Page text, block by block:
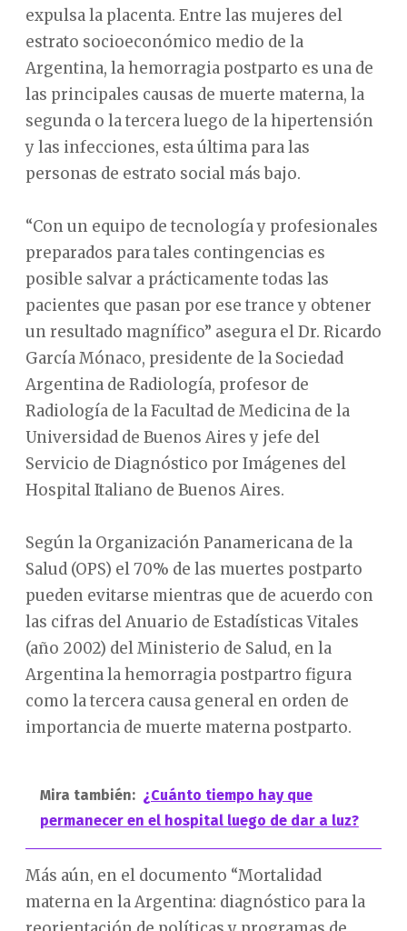
expulsa la placenta. Entre las mujeres del
estrato socioeconómico medio de la
Argentina, la hemorragia postparto es una de
las principales causas de muerte materna, la
segunda o la tercera luego de la hipertensión
y las infecciones, esta última para las
personas de estrato social más bajo.
“Con un equipo de tecnología y profesionales
preparados para tales contingencias es
posible salvar a prácticamente todas las
pacientes que pasan por ese trance y obtener
un resultado magnífico” asegura el Dr. Ricardo
García Mónaco, presidente de la Sociedad
Argentina de Radiología, profesor de
Radiología de la Facultad de Medicina de la
Universidad de Buenos Aires y jefe del
Servicio de Diagnóstico por Imágenes del
Hospital Italiano de Buenos Aires.
Según la Organización Panamericana de la
Salud (OPS) el 70% de las muertes postparto
pueden evitarse mientras que de acuerdo con
las cifras del Anuario de Estadísticas Vitales
(año 2002) del Ministerio de Salud, en la
Argentina la hemorragia postpartro figura
como la tercera causa general en orden de
importancia de muerte materna postparto.
Mira también: ¿Cuánto tiempo hay que
permanecer en el hospital luego de dar a luz?
Más aún, en el documento “Mortalidad
materna en la Argentina: diagnóstico para la